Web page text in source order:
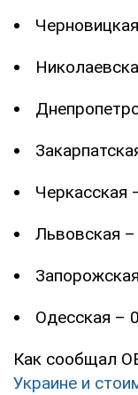
Черкасская
Львовская –
Одесская –
Как сообщал
Украине и